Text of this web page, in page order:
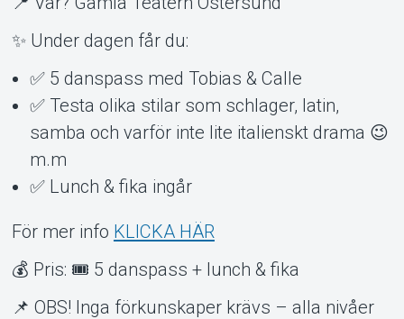
✨ Under dagen får du:
✅ 5 danspass med Tobias & Calle
✅ Testa olika stilar som schlager, latin,
samba och varför inte lite italienskt drama 😉
m.m
✅ Lunch & fika ingår
För mer info KLICKA HÄR
💰 Pris: 🎟 5 danspass + lunch & fika
📌 OBS! Inga förkunskaper krävs – alla nivåer